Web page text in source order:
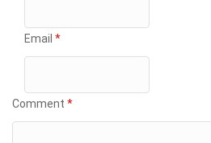
Email *
Comment *